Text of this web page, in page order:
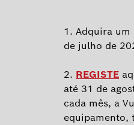
1. Adquira
de julho de
2. REGISTE
até 31 de
cada mês, a
equipamento,